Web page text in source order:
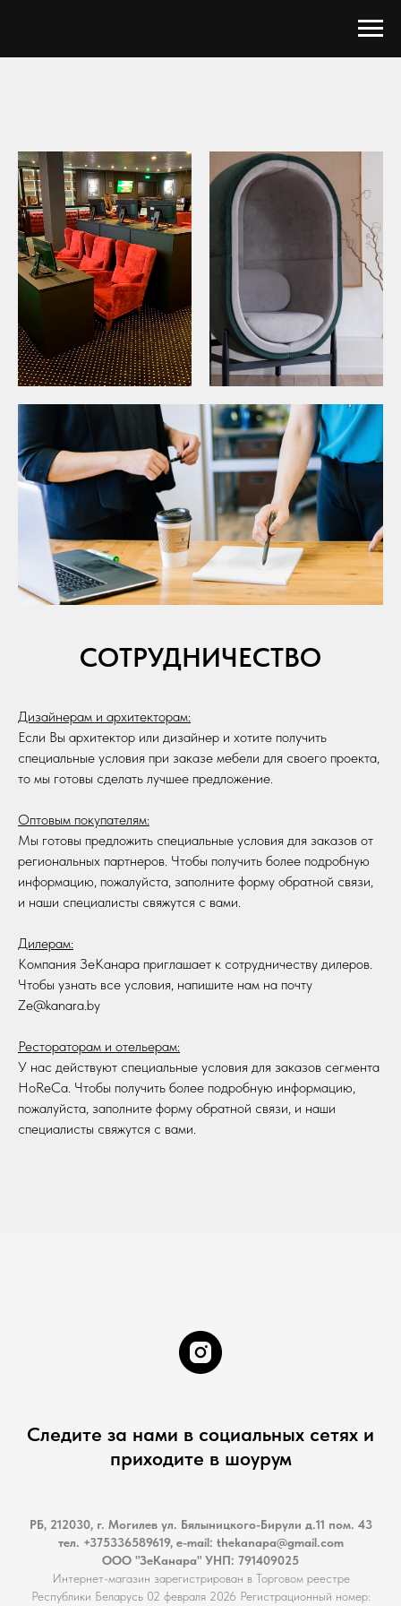
СОТРУДНИЧЕСТВО
Дизайнерам и архитекторам:
Если Вы архитектор или дизайнер и хотите получить
специальные условия при заказе мебели для своего проекта,
то мы готовы сделать лучшее предложение.
Оптовым покупателям:
Мы готовы предложить специальные условия для заказов от
региональных партнеров. Чтобы получить более подробную
информацию, пожалуйста, заполните форму обратной связи,
и наши специалисты свяжутся с вами.
Дилерам:
Компания ЗеКанара приглашает к сотрудничеству дилеров.
Чтобы узнать все условия, напишите нам на почту
Ze@kanara.by
Рестораторам и отельерам:
У нас действуют специальные условия для заказов сегмента
HoReCa. Чтобы получить более подробную информацию,
пожалуйста, заполните форму обратной связи, и наши
специалисты свяжутся с вами.
Следите за нами в социальных сетях и
приходите в шоурум
РБ, 212030, г. Могилев ул. Бялыницкого-Бирули д.11 пом. 43
тел. +375336589619, е-mail: thekanapa@gmail.com
ООО "ЗеКанара" УНП: 791409025
Интернет-магазин зарегистрирован в Торговом реестре
Республики Беларусь 02 февраля 2026 Регистрационный номер: